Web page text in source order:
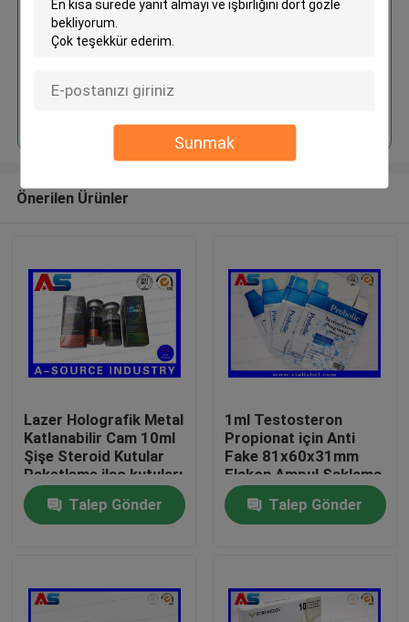
Sunmak
Ev
Küçük şişeler için tasarım
kutuları
Önerilen Ürünler
Lazer Holografik Metal
Katlanabilir Cam 10ml
Şişe Steroid Kutular
Paketleme ilaç kutuları
etiket
Talep Gönder
1ml Testosteron
Propionat için Anti
Fake 81x60x31mm
Flakon Ampul Saklama
Kutusu
Talep Gönder